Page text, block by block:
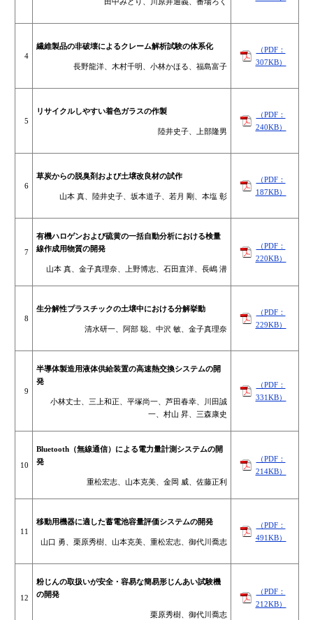
4
繊維製品の非破壊によるクレーム解析試験の体系化
長野龍洋、木村千明、小林かほる、福島富子
（PDF：
307KB）
5
リサイクルしやすい着色ガラスの作製
陸井史子、上部隆男
（PDF：
240KB）
6
草炭からの脱臭剤および土壌改良材の試作
山本 真、陸井史子、坂本道子、若月 剛、本塩 彰
（PDF：
187KB）
7
有機ハロゲンおよび硫黄の一括自動分析における検量
線作成用物質の開発
山本 真、金子真理奈、上野博志、石田直洋、長嶋 潜
（PDF：
220KB）
8
生分解性プラスチックの土壌中における分解挙動
清水研一、阿部 聡、中沢 敏、金子真理奈
（PDF：
229KB）
9
半導体製造用液体供給装置の高速熱交換システムの開
発
小林丈士、三上和正、平塚尚一、芦田春幸、川田誠
一、村山 昇、三森康史
（PDF：
331KB）
10
Bluetooth（無線通信）による電力量計測システムの開
発
重松宏志、山本克美、金岡 威、佐藤正利
（PDF：
214KB）
11
移動用機器に適した蓄電池容量評価システムの開発
山口 勇、栗原秀樹、山本克美、重松宏志、御代川喬志
（PDF：
491KB）
12
粉じんの取扱いが安全・容易な簡易形じんあい試験機
の開発
栗原秀樹、御代川喬志
（PDF：
212KB）